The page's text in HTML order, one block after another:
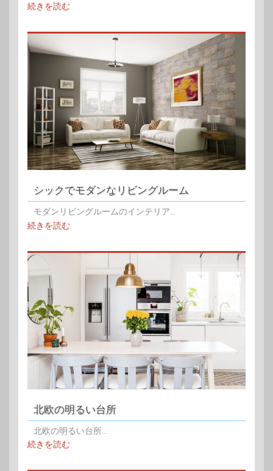
続きを読む
シックでモダンなリビングルーム
モダンリビングルームのインテリア...
続きを読む
北欧の明るい台所
北欧の明るい台所...
続きを読む